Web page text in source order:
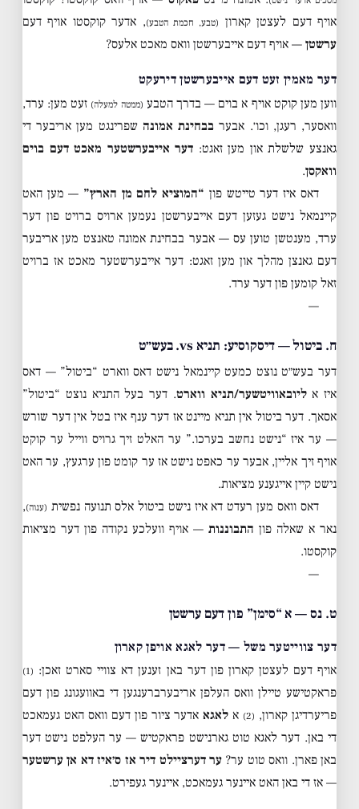
אויף דעם לעצטן קארון (טבע, חכמת הטבע), אדער קוקסטו אויף דעם
ערשטן — אויף דעם אייבערשטן וואס מאכט אלעס?
דער מאמין זעט דעם אייבערשטן דירעקט
ווען מען קוקט אויף א בוים — בדרך הטבע (ממטה למעלה) זעט מען: ערד,
וואסער, רעגן, וכו׳. אבער בבחינת אמונה שפרינגט מען אריבער די
גאנצע שלשלת און מען זאגט: דער אייבערשטער מאכט דעם בוים
וואקסן.
דאס איז דער טייטש פון “המוציא לחם מן הארץ” — מען האט
קיינמאל נישט געזען דעם אייבערשטן נעמען ארויס ברויט פון דער
ערד, מענטשן טוען עס — אבער בבחינת אמונה טאנצט מען אריבער
דעם גאנצן מהלך און מען זאגט: דער אייבערשטער מאכט אז ברויט
זאל קומען פון דער ערד.
—
ח. ביטול — דיסקוסיע: תניא vs. בעש״ט
דער בעש״ט נוצט כמעט קיינמאל נישט דאס ווארט “ביטול” — דאס
איז אליובאוויטשער/תניא ווארט. דער בעל התניא נוצט “ביטול”
אסאך. דער ביטול אין תניא מיינט אז דער ענף איז בטל אין דער שורש
— ער איז “נישט נחשב בערכו.” ער האלט זיך גרויס ווייל ער קוקט
אויף זיך אליין, אבער ער כאפט נישט אז ער קומט פון ערגעץ, ער האט
נישט קיין אייגענע מציאות.
דאס וואס מען רעדט דא איז נישט ביטול אלס תנועה נפשית (ענוה),
נאר א שאלה פון התבוננות — אויף וועלכע נקודה פון דער מציאות
קוקסטו.
—
ט. נס — א “סימן” פון דעם ערשטן
דער צווייטער משל — דער לאגא אויפן קארון
אויף דעם לעצטן קארון פון דער באן זענען דא צוויי סארט זאכן: (1)
פראקטישע טיילן וואס העלפן אריבערברענגען די באוועגונג פון דעם
פריערדיגן קארון, (2) א לאגאאדער ציור פון דעם וואס האט געמאכט
די באן. דער לאגא טוט גארנישט פראקטיש — ער העלפט נישט דער
באן פארן. וואס טוט ער?ער דערציילט דיר אז ס׳איז דא אן ערשטער
— אז די באן האט איינער געמאכט, איינער געפירט.